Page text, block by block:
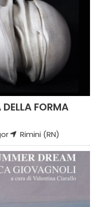
FORMA
Rimini (RN)